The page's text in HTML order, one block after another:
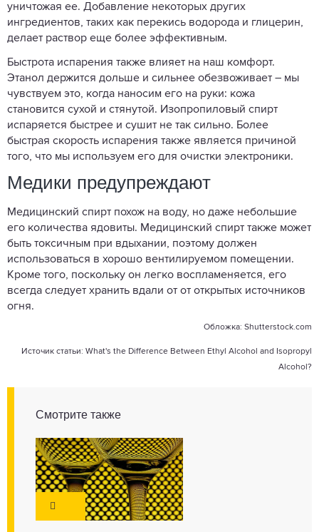
уничтожая ее. Добавление некоторых других
ингредиентов, таких как перекись водорода и глицерин,
делает раствор еще более эффективным.
Быстрота испарения также влияет на наш комфорт.
Этанол держится дольше и сильнее обезвоживает – мы
чувствуем это, когда наносим его на руки: кожа
становится сухой и стянутой. Изопропиловый спирт
испаряется быстрее и сушит не так сильно. Более
быстрая скорость испарения также является причиной
того, что мы используем его для очистки электроники.
Медики предупреждают
Медицинский спирт похож на воду, но даже небольшие
его количества ядовиты. Медицинский спирт также может
быть токсичным при вдыхании, поэтому должен
использоваться в хорошо вентилируемом помещении.
Кроме того, поскольку он легко воспламеняется, его
всегда следует хранить вдали от от открытых источников
огня.
Обложка: Shutterstock.com
Источик статьи: What's the Difference Between Ethyl Alcohol and Isopropyl
Alcohol?
Смотрите также